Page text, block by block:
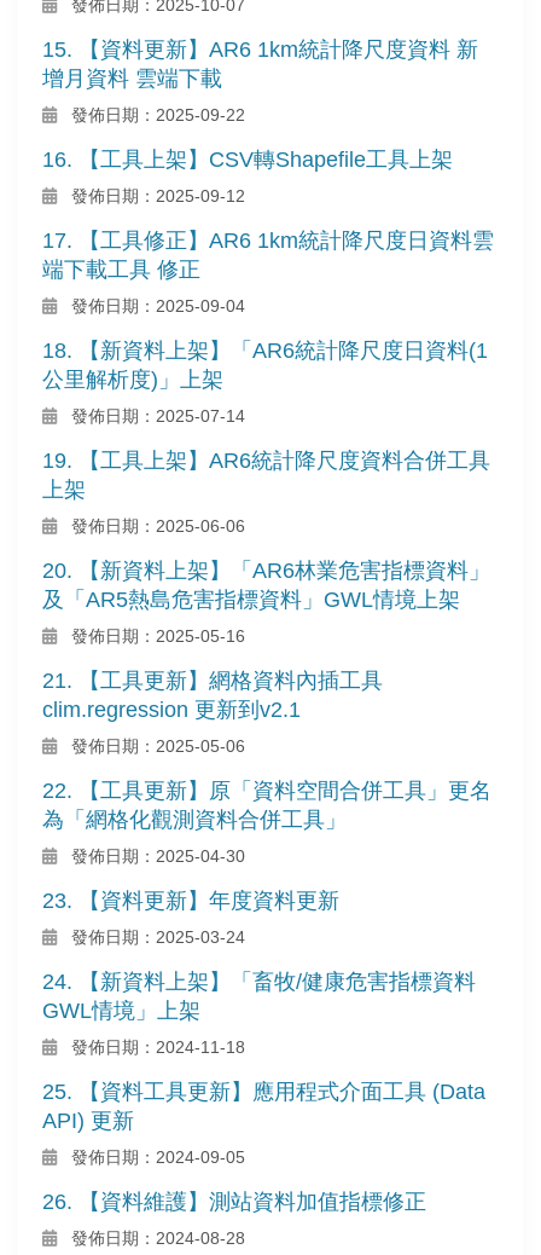
發佈日期：2025-10-07
15. 【資料更新】AR6 1km統計降尺度資料 新
增月資料 雲端下載
發佈日期：2025-09-22
16. 【工具上架】CSV轉Shapefile工具上架
發佈日期：2025-09-12
17. 【工具修正】AR6 1km統計降尺度日資料雲
端下載工具 修正
發佈日期：2025-09-04
18. 【新資料上架】「AR6統計降尺度日資料(1
公里解析度)」上架
發佈日期：2025-07-14
19. 【工具上架】AR6統計降尺度資料合併工具
上架
發佈日期：2025-06-06
20. 【新資料上架】「AR6林業危害指標資料」
及「AR5熱島危害指標資料」GWL情境上架
發佈日期：2025-05-16
21. 【工具更新】網格資料內插工具
clim.regression 更新到v2.1
發佈日期：2025-05-06
22. 【工具更新】原「資料空間合併工具」更名
為「網格化觀測資料合併工具」
發佈日期：2025-04-30
23. 【資料更新】年度資料更新
發佈日期：2025-03-24
24. 【新資料上架】「畜牧/健康危害指標資料
GWL情境」上架
發佈日期：2024-11-18
25. 【資料工具更新】應用程式介面工具 (Data
API) 更新
發佈日期：2024-09-05
26. 【資料維護】測站資料加值指標修正
發佈日期：2024-08-28